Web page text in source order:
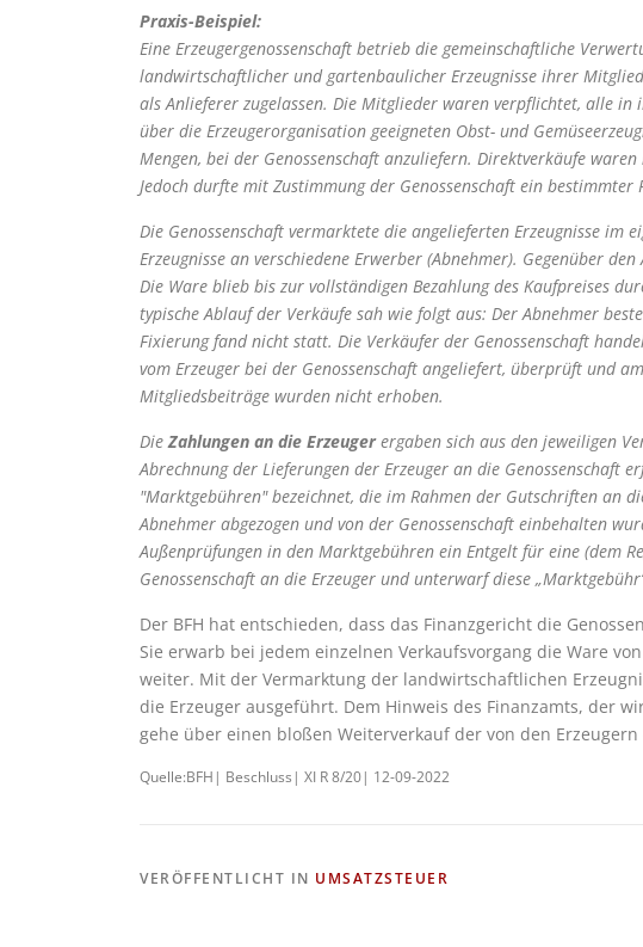
Praxis-Beispiel:
Eine Erzeugergenossenschaft betrieb die gemeinschaftliche
landwirtschaftlicher und gartenbaulicher Erzeugnisse ihrer
als Anlieferer zugelassen. Die Mitglieder waren verpflichtet, alle
über die Erzeugerorganisation geeigneten Obst- und
Mengen, bei der Genossenschaft anzuliefern. Direktverkäufe
Jedoch durfte mit Zustimmung der Genossenschaft ein
Die Genossenschaft vermarktete die angelieferten Erzeugnisse im
Erzeugnisse an verschiedene Erwerber (Abnehmer). Gegenüber
Die Ware blieb bis zur vollständigen Bezahlung des Kaufpreises
typische Ablauf der Verkäufe sah wie folgt aus: Der Abnehmer
Fixierung fand nicht statt. Die Verkäufer der Genossenschaft
vom Erzeuger bei der Genossenschaft angeliefert, überprüft und
Mitgliedsbeiträge wurden nicht erhoben.
DieZahlungen an die Erzeugerergaben sich aus den jeweiligen
Abrechnung der Lieferungen der Erzeuger an die Genossenschaft
"Marktgebühren" bezeichnet, die im Rahmen der Gutschriften an
Abnehmer abgezogen und von der Genossenschaft einbehalten
Außenprüfungen in den Marktgebühren ein Entgelt für eine (dem
Genossenschaft an die Erzeuger und unterwarf diese
Der BFH hat entschieden, dass das Finanzgericht die
Sie erwarb bei jedem einzelnen Verkaufsvorgang die Ware
weiter. Mit der Vermarktung der landwirtschaftlichen
die Erzeuger ausgeführt. Dem Hinweis des Finanzamts, der
gehe über einen bloßen Weiterverkauf der von den
Quelle:BFH| Beschluss| XI R 8/20| 12-09-2022
VERÖFFENTLICHT IN UMSATZSTEUER